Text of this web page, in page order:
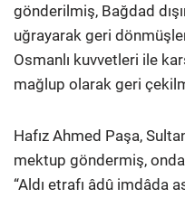
gönderilmiş, Bağdad
uğrayarak geri
Osmanlı kuvvetleri ile
mağlup olarak geri
Hafız Ahmed Paşa,
mektup göndermiş,
“Aldı etrafı âdû imdâda